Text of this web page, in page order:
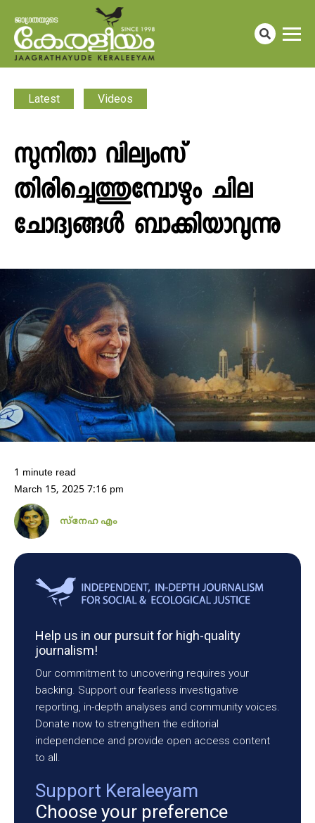
Latest Videos
സുനിതാ വില്യംസ്
തിരിച്ചെത്തുമ്പോഴും ചില
ചോദ്യങ്ങൾ ബാക്കിയാവുന്നു
1 minute read
March 15, 2025 7:16 pm
സ്നേഹ എം
Help us in our pursuit for high-quality
journalism!
Our commitment to uncovering requires your
backing. Support our fearless investigative
reporting, in-depth analyses and community voices.
Donate now to strengthen the editorial
independence and provide open access content
to all.
Support Keraleeyam
Choose your preference